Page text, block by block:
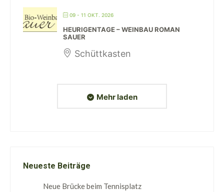
09 - 11 OKT. 2026
HEURIGENTAGE – WEINBAU ROMAN
SAUER
Schüttkasten
Mehr laden
Neueste Beiträge
Neue Brücke beim Tennisplatz